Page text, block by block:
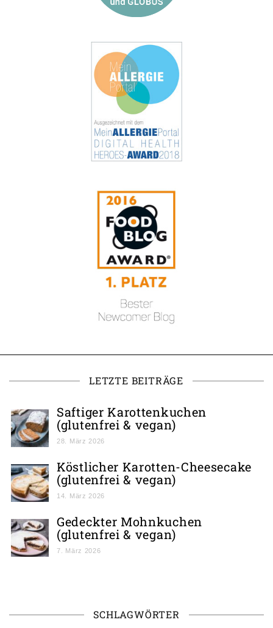
LETZTE BEITRÄGE
Saftiger Karottenkuchen
(glutenfrei & vegan)
28. März 2026
Köstlicher Karotten-Cheesecake
(glutenfrei & vegan)
14. März 2026
Gedeckter Mohnkuchen
(glutenfrei & vegan)
7. März 2026
SCHLAGWÖRTER